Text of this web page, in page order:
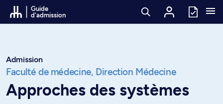
Passer au contenu
Guide
d'admission
Admission
Faculté de médecine, Direction Médecine
Approches des systèmes